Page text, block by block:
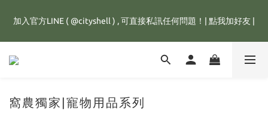
25元購物金💰
加入官方LINE ( @cityshell ) , 可直接私訊任何問題！| 點我加好友 |
超取有重量限制，超重訂單會進行拆單程序，並多增收65元拆單費
全館滿1500元，訂單即享免運優惠，新註冊會員，還可立即獲得
25元購物金💰
窩農獨家|寵物用品系列